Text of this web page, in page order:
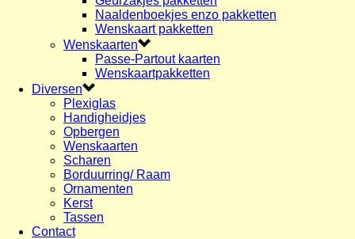
Naaldenboekjes enzo pakketten
Wenskaart pakketten
Wenskaarten
Passe-Partout kaarten
Wenskaartpakketten
Diversen
Plexiglas
Handigheidjes
Opbergen
Wenskaarten
Scharen
Borduurring/ Raam
Ornamenten
Kerst
Tassen
Contact